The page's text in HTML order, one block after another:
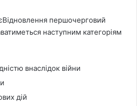
першочерговий
наступним категоріям
внаслідок війни
дій